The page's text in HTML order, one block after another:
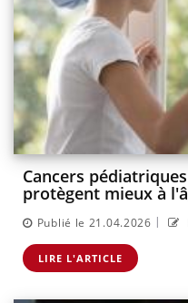
Cancers
protègent mieux à
Publié le 21.04.2026 |
LIRE L'ARTICLE